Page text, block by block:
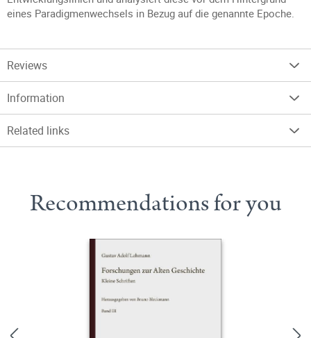
eines Paradigmenwechsels in Bezug auf die genannte Epoche.
Reviews
Information
Related links
Recommendations for you